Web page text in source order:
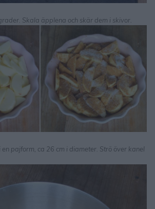
Skala äpplena och skär dem i skivor.
pajform, ca 26 cm i diameter. Strö över kanel